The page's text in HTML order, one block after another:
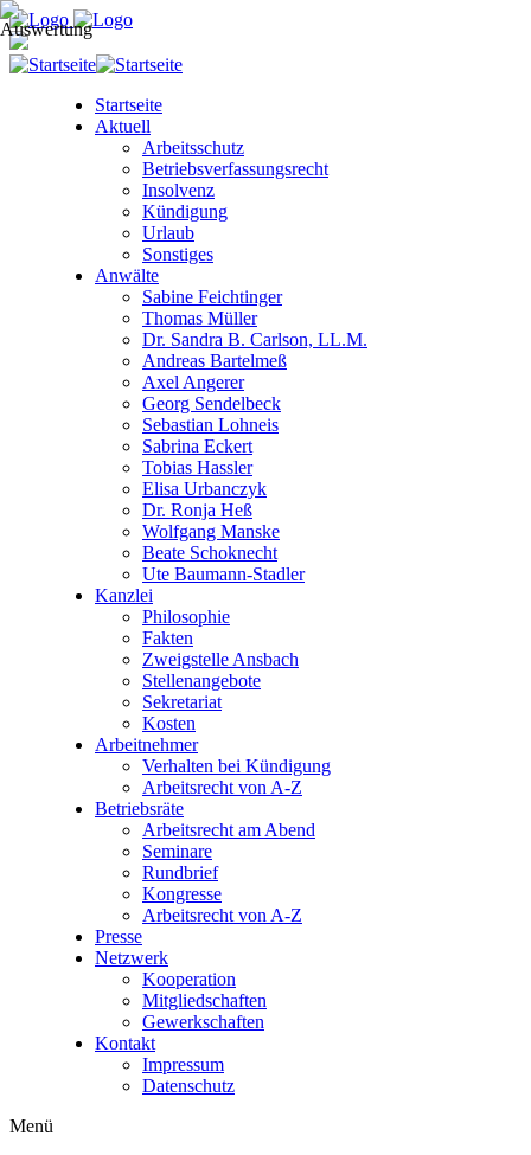
Startseite
Aktuell
Arbeitsschutz
Betriebsverfassungsrecht
Insolvenz
Kündigung
Urlaub
Sonstiges
Anwälte
Sabine Feichtinger
Thomas Müller
Dr. Sandra B. Carlson, LL.M.
Andreas Bartelmeß
Axel Angerer
Georg Sendelbeck
Sebastian Lohneis
Sabrina Eckert
Tobias Hassler
Elisa Urbanczyk
Dr. Ronja Heß
Wolfgang Manske
Beate Schoknecht
Ute Baumann-Stadler
Kanzlei
Philosophie
Fakten
Zweigstelle Ansbach
Stellenangebote
Sekretariat
Kosten
Arbeitnehmer
Verhalten bei Kündigung
Arbeitsrecht von A-Z
Betriebsräte
Arbeitsrecht am Abend
Seminare
Rundbrief
Kongresse
Arbeitsrecht von A-Z
Presse
Netzwerk
Kooperation
Mitgliedschaften
Gewerkschaften
Kontakt
Impressum
Datenschutz
Menü